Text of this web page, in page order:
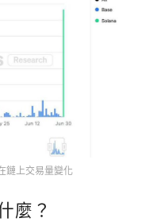
鏈上交易量變化
麼？